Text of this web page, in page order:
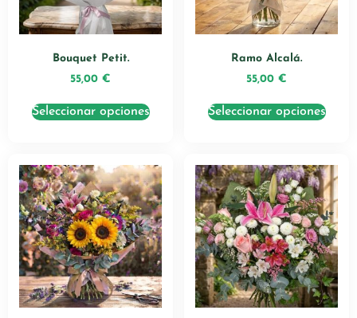
Bouquet Petit.
55,00 €
Seleccionar opciones
Ramo Alcalá.
55,00 €
Seleccionar opciones